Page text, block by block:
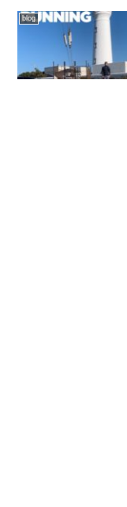
blog